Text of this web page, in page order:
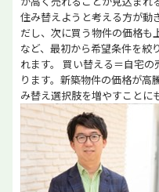
住み替えようと考える方が動
だし、次に買う物件の価格も
など、最初から希望条件を絞
れます。 買い替える＝自宅
ります。新築物件の価格が高
み替え選択肢を増やすことに